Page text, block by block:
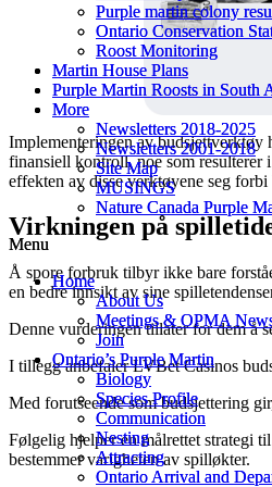
Purple martin colony
Ontario Conservation
Roost Monitoring
Martin House Plans
Purple Martin Roosts in South
More
Newsletters 2018-2025
Newsletters 2001-2018
Site Map
MUSINGS
Nature Canada Purple
Menu
Home
About Us
Meetings & OPMA
Join
Ontario’s Purple Martin
Biology
Species Profile
Communication
Nesting
Attracting
Ontario Arrival and
Purple martin colony
Ontario Conservation
Roost Monitoring
Martin House Plans
Purple Martin Roosts in South
More
Newsletters 2018-2025
Newsletters 2001-2018
Site Map
MUSINGS
Nature Canada Purple
Menu
Home
About Us
Meetings & OPMA
Join
Ontario’s Purple Martin
Biology
Species Profile
Communication
Nesting
Attracting
Ontario Arrival and
Implementeringen av budsjettverktøy
finansiell kontroll, noe som
effekten av disse verktøyene seg
Virkningen på
Å spore forbruk tilbyr ikke bare
en bedre innsikt av sine
Denne vurderingen tillater for dem å
I tillegg anbefaler LVBet Casinos
Med forutseende som budsjettering
Følgelig hjelper en målrettet strategi
bestemmer varigheten av spilløkter.